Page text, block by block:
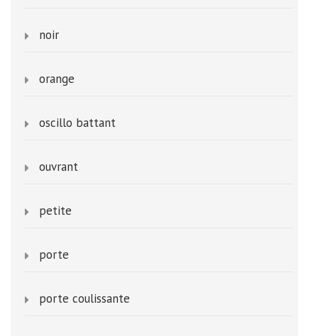
noir
orange
oscillo battant
ouvrant
petite
porte
porte coulissante